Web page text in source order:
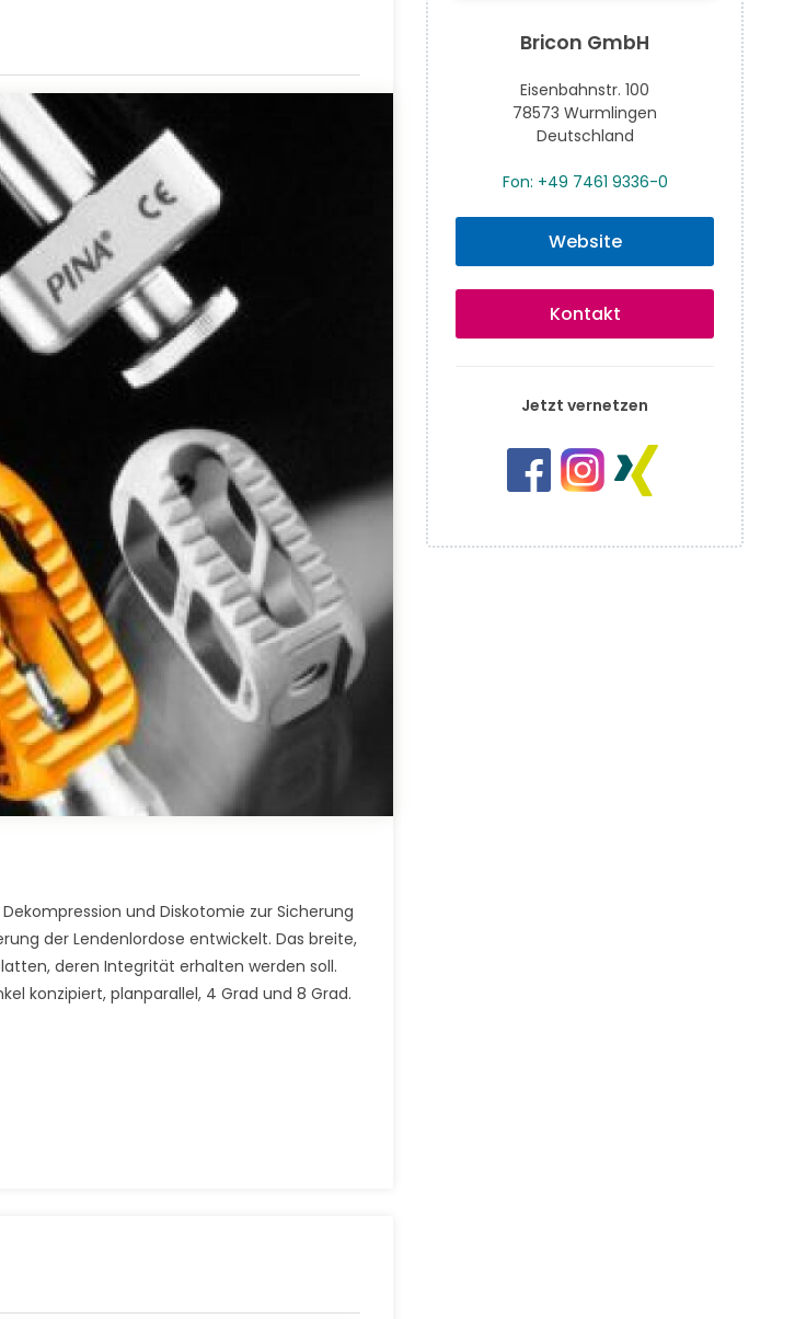
und Diskotomie zur Sicherung
der Lendenlordose entwickelt. Das breite,
deren Integrität erhalten werden soll.
konzipiert, planparallel, 4 Grad und 8 Grad.
Bricon GmbH
Eisenbahnstr. 100
78573 Wurmlingen
Deutschland
Fon: +49 7461 9336-0
Website
Kontakt
Jetzt vernetzen